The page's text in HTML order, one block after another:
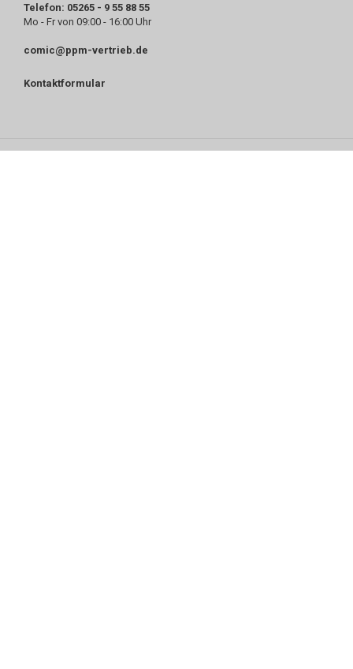
Telefon: 05265 - 9 55 88 55
Mo - Fr von 09:00 - 16:00 Uhr
comic@ppm-vertrieb.de
Kontaktformular